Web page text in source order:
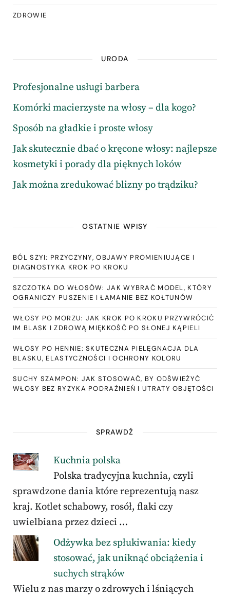
ZDROWIE
URODA
Profesjonalne usługi barbera
Komórki macierzyste na włosy – dla kogo?
Sposób na gładkie i proste włosy
Jak skutecznie dbać o kręcone włosy: najlepsze
kosmetyki i porady dla pięknych loków
Jak można zredukować blizny po trądziku?
OSTATNIE WPISY
BÓL SZYI: PRZYCZYNY, OBJAWY PROMIENIUJĄCE I
DIAGNOSTYKA KROK PO KROKU
SZCZOTKA DO WŁOSÓW: JAK WYBRAĆ MODEL, KTÓRY
OGRANICZY PUSZENIE I ŁAMANIE BEZ KOŁTUNÓW
WŁOSY PO MORZU: JAK KROK PO KROKU PRZYWRÓCIĆ
IM BLASK I ZDROWĄ MIĘKKOŚĆ PO SŁONEJ KĄPIELI
WŁOSY PO HENNIE: SKUTECZNA PIELĘGNACJA DLA
BLASKU, ELASTYCZNOŚCI I OCHRONY KOLORU
SUCHY SZAMPON: JAK STOSOWAĆ, BY ODŚWIEŻYĆ
WŁOSY BEZ RYZYKA PODRAŻNIEŃ I UTRATY OBJĘTOŚCI
SPRAWDŹ
Kuchnia polska
Polska tradycyjna kuchnia, czyli
sprawdzone dania które reprezentują nasz
kraj. Kotlet schabowy, rosół, flaki czy
uwielbiana przez dzieci …
Odżywka bez spłukiwania: kiedy
stosować, jak uniknąć obciążenia i
suchych strąków
Wielu z nas marzy o zdrowych i lśniących